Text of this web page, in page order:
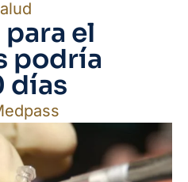
el
podría
días